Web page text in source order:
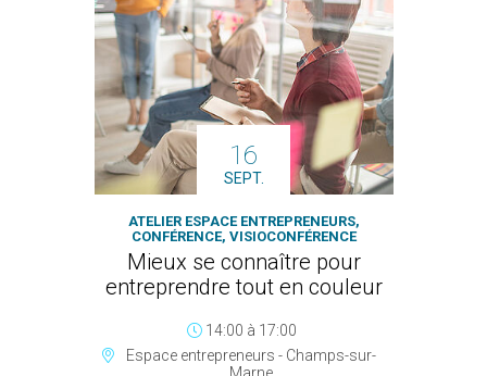
16
SEPT.
ATELIER ESPACE ENTREPRENEURS,
CONFÉRENCE, VISIOCONFÉRENCE
Mieux se connaître pour
entreprendre tout en couleur
14:00 à 17:00
Espace entrepreneurs - Champs-sur-